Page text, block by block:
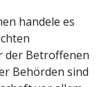
handele es
der Betroffenen
Behörden sind